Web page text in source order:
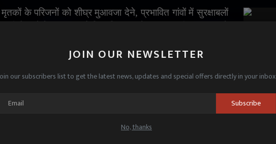
JOIN OUR NEWSLETTER
our subscribers list to get the latest news, updates and special offers directly in your inbox
Subscribe
No, thanks
मृतकों के परिजनों को शीघ्र मुआवजा देने, प्रभावित गांवों में सुरक्षाबलों
की है। लोगों का कहना है कि यदि जल्द ठोस कदम नहीं उठाए गए तो
killer in Jharkhand